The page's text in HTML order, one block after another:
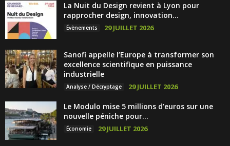
La Nuit du Design revient à Lyon pour
rapprocher design, innovation...
Évènements 29 JUILLET 2026
Sanofi appelle l’Europe à transformer son
excellence scientifique en puissance
industrielle
Analyse / Décryptage 29 JUILLET 2026
Le Modulo mise 5 millions d’euros sur une
nouvelle péniche pour...
Économie 29 JUILLET 2026